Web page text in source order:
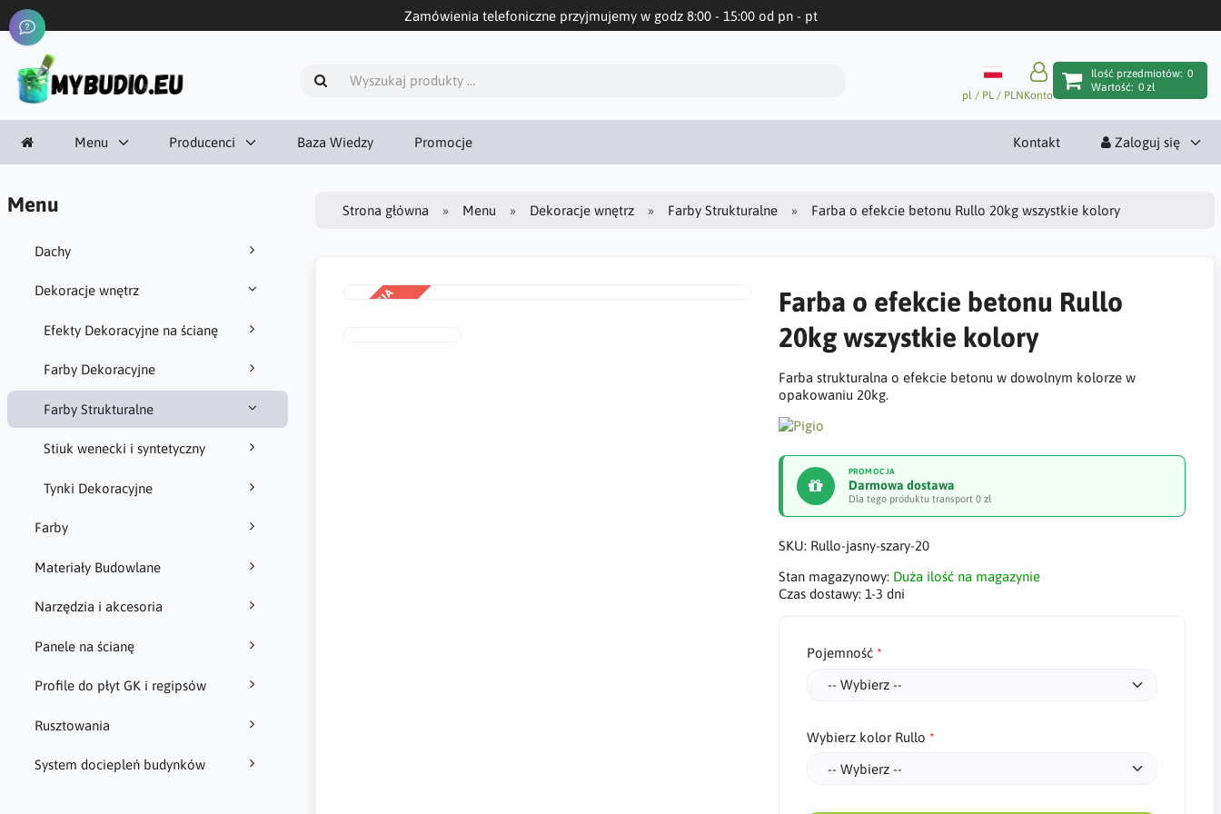
Zamówienia telefoniczne przyjmujemy w godz 8:00 - 15:00 od pn - pt
pl / PL / PLNKonto
Ilość przedmiotów: 0
Wartość: 0 zł
Menu Producenci Baza Wiedzy Promocje Kontakt Zaloguj się
Menu
Dachy
Dekoracje wnętrz
Efekty Dekoracyjne na ścianę
Farby Dekoracyjne
Farby Strukturalne
Stiuk wenecki i syntetyczny
Tynki Dekoracyjne
Farby
Materiały Budowlane
Narzędzia i akcesoria
Panele na ścianę
Profile do płyt GK i regipsów
Rusztowania
System dociepleń budynków
Strona główna Menu Dekoracje wnętrz Farby Strukturalne Farba o efekcie betonu Rullo 20kg wszystkie kolory
PROMOCJA
Farba o efekcie betonu Rullo
20kg wszystkie kolory
Farba strukturalna o efekcie betonu w dowolnym kolorze w
opakowaniu 20kg.
PROMOCJA
Darmowa dostawa
Dla tego produktu transport 0 zł
SKU: Rullo-jasny-szary-20
Stan magazynowy: Duża ilość na magazynie
Czas dostawy: 1-3 dni
Pojemność
Wybierz kolor Rullo